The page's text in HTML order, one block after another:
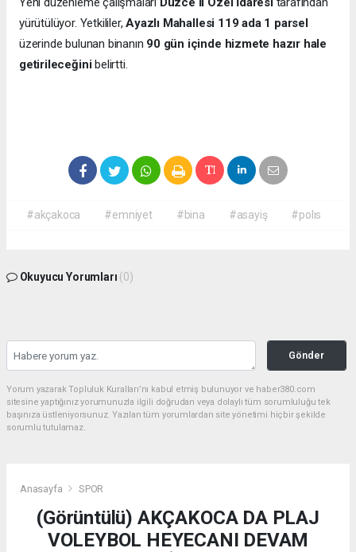
yürütülüyor. Yetkililer,Ayazlı Mahallesi 119 ada 1 parsel
üzerinde bulunan binanın 90 gün içinde hizmete hazır hale
getirileceğinibelirtti.
#akçakoca #emniyet #bina #asayiş #polıs
Okuyucu Yorumları (0)
Gönder
Yorum yazarak Topluluk Kuralları’nı kabul etmiş bulunuyor ve haber380.com
sitesine yaptığınız yorumunuzla ilgili doğrudan veya dolaylı tüm sorumluluğu tek
başınıza üstleniyorsunuz. Yazılan tüm yorumlardan site yönetimi hiçbir şekilde
sorumlu tutulamaz.
Anasayfa SPOR
(Görüntülü) AKÇAKOCA DA PLAJ
VOLEYBOL HEYECANI DEVAM